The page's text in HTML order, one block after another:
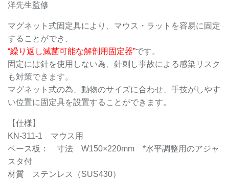
洋先生監修
マグネット式固定具により、マウス・ラットを容易に固定
することができ、
“繰り返し滅菌可能な解剖用固定器”です。
固定には針を使用しない為、針刺し事故による感染リスク
も対策できます。
マグネット式の為、動物のサイズに合わせ、手技がしやす
い位置に固定具を設置することができます。
【仕様】
KN-311-1 マウス用
ベース板： 寸法 W150×220mm *水平調整用のアジャ
スタ付
材質 ステンレス（SUS430）